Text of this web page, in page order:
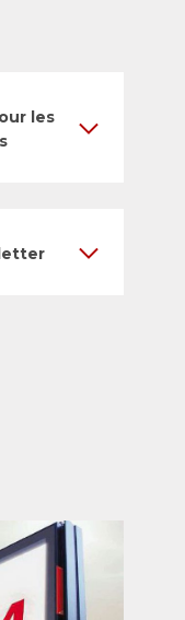
les